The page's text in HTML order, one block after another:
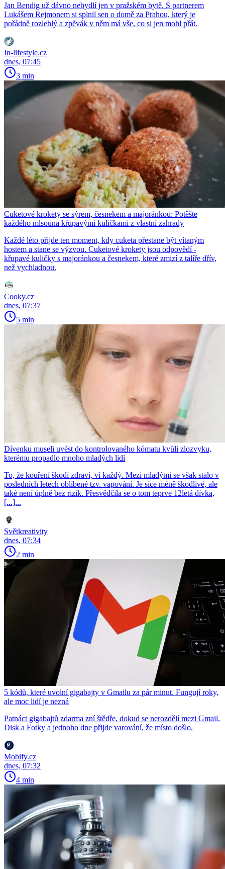
Jan Bendig už dávno nebydlí jen v pražském bytě. S partnerem
Lukášem Rejmonem si splnil sen o domě za Prahou, který je
pořádně rozlehlý a zpěvák v něm má vše, co si jen mohl přát.
In-lifestyle.cz
dnes, 07:45
3 min
Cuketové krokety se sýrem, česnekem a majoránkou: Potěšte
každého mlsouna křupavými kuličkami z vlastní zahrady
Každé léto přijde ten moment, kdy cuketa přestane být vítaným
hostem a stane se výzvou. Cuketové krokety jsou odpovědí -
křupavé kuličky s majoránkou a česnekem, které zmizí z talíře dřív,
než vychladnou.
Cooky.cz
dnes, 07:37
5 min
Dívenku museli uvést do kontrolovaného kómatu kvůli zlozvyku,
kterému propadlo mnoho mladých lidí
To, že kouření škodí zdraví, ví každý. Mezi mladými se však stalo v
posledních letech oblíbené tzv. vapování. Je sice méně škodlivé, ale
také není úplně bez rizik. Přesvědčila se o tom teprve 12letá dívka,
[...]...
Světkreativity
dnes, 07:34
2 min
5 kódů, které uvolní gigabajty v Gmailu za pár minut. Fungují roky,
ale moc lidí je nezná
Patnáct gigabajtů zdarma zní štědře, dokud se nerozdělí mezi Gmail,
Disk a Fotky a jednoho dne přijde varování, že místo došlo.
Mobify.cz
dnes, 07:32
4 min